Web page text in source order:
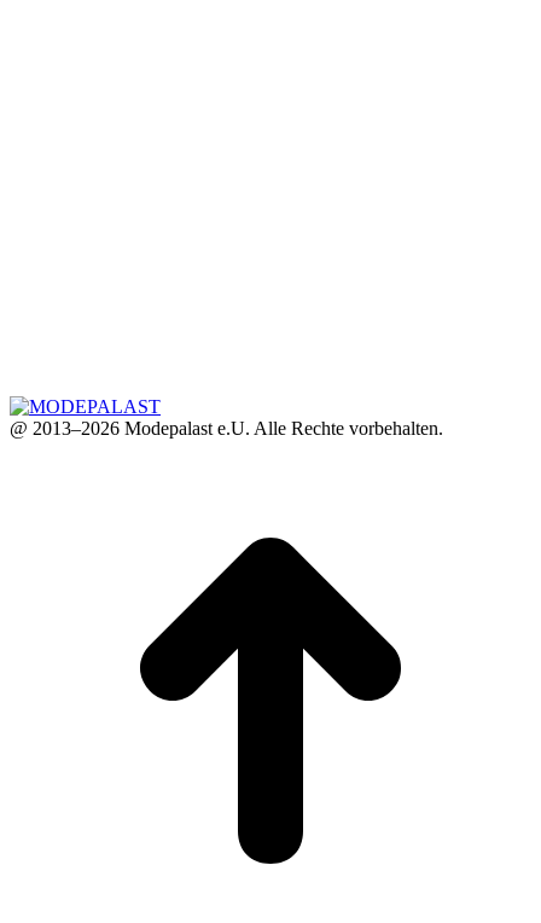
@ 2013–2026 Modepalast e.U. Alle Rechte vorbehalten.